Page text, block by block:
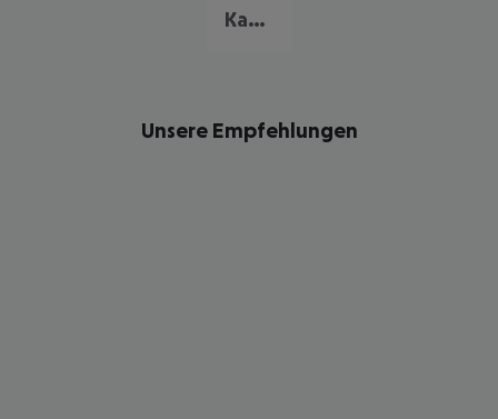
Kapstadt
Unsere Empfehlungen